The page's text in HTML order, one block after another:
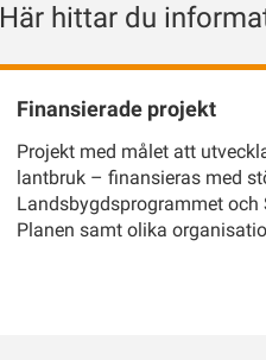
Här hittar du
Finansierade projekt
Projekt med målet att
lantbruk – finansieras med
Landsbygdsprogrammet och
Planen samt olika